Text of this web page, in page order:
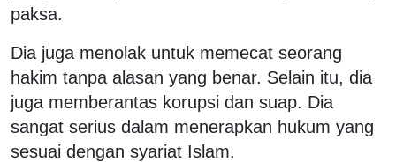
paksa.
Dia juga menolak untuk memecat seorang
hakim tanpa alasan yang benar. Selain itu, dia
juga memberantas korupsi dan suap. Dia
sangat serius dalam menerapkan hukum yang
sesuai dengan syariat Islam.